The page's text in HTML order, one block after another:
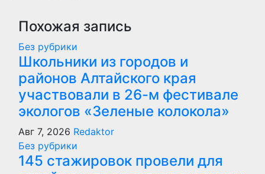
Похожая запись
Без рубрики
Школьники из городов и
районов Алтайского края
участвовали в 26-м фестивале
экологов «Зеленые колокола»
Авг 7, 2026 Redaktor
Без рубрики
145 стажировок провели для